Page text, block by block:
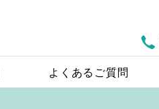
よくあるご質問